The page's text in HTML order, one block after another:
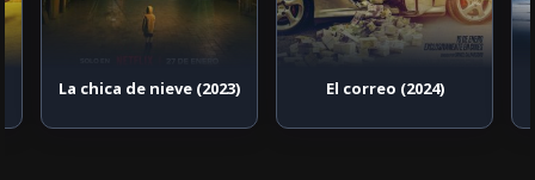
La chica de nieve (2023) El correo (2024)